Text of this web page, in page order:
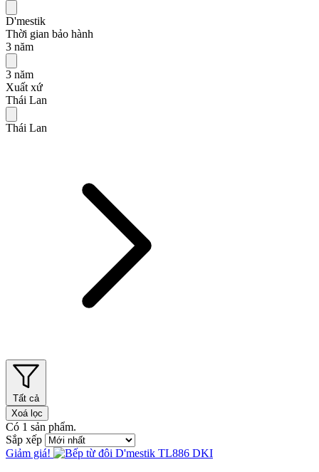
D'mestik
Thời gian bảo hành
3 năm
3 năm
Xuất xứ
Thái Lan
Thái Lan
Tất cả
Xoá lọc
Có 1 sản phẩm.
Sắp xếp
Giảm giá!